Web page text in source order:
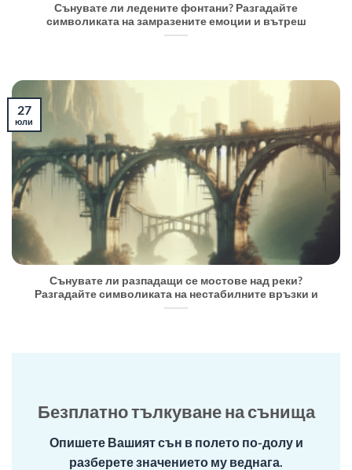
Сънувате ли ледените фонтани? Разгадайте
символиката на замразените емоции и вътреш
Сънувате ли разпадащи се мостове над реки?
Разгадайте символиката на нестабилните връзки и
27
юли
Безплатно тълкуване на сънища
Опишете Вашият сън в полето по-долу и
разберете значението му веднага.